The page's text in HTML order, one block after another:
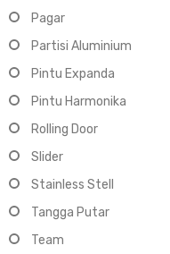
Pagar
Partisi Aluminium
Pintu Expanda
Pintu Harmonika
Rolling Door
Slider
Stainless Stell
Tangga Putar
Team